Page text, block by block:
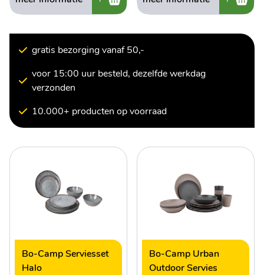
gratis bezorging vanaf 50,-
voor 15:00 uur besteld, dezelfde werkdag
verzonden
10.000+ producten op voorraad
Bo-Camp Serviesset
Halo
Bo-Camp Urban
Outdoor Servies